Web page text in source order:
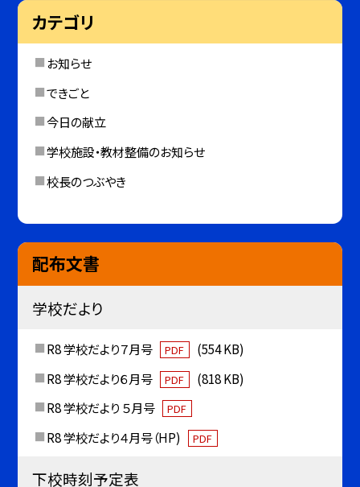
カテゴリ
お知らせ
できごと
今日の献立
学校施設・教材整備のお知らせ
校長のつぶやき
配布文書
学校だより
R8 学校だより７月号 PDF
(554 KB)
R8 学校だより６月号
PDF
(818 KB)
R8 学校だより ５月号
PDF
R8 学校だより４月号（HP) PDF
下校時刻予定表